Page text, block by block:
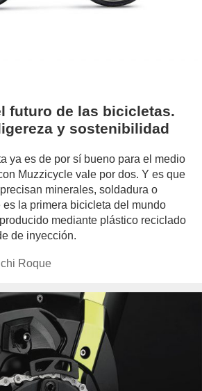
futuro de las bicicletas.
y sostenibilidad
ya es de por sí bueno para el medio
Muzzicycle vale por dos. Y es que
minerales, soldadura o
es la primera bicicleta del mundo
mediante plástico reciclado
de inyección.
www.experimenta.es/author/conchi-
Roque